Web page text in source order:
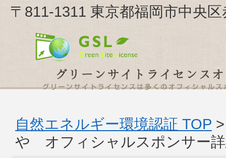
〒811-1311 東京都福岡市中央
自然エネルギー環境認証 TOP
や オフィシャルスポンサー